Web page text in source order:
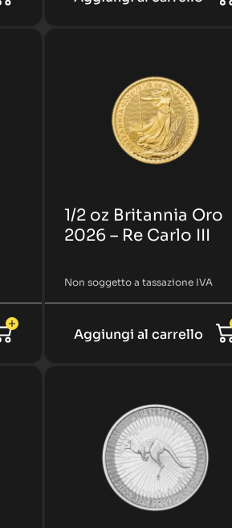
1/2 oz Britannia Oro
2026 – Re Carlo III
Non soggetto a tassazione IVA
Aggiungi al carrello